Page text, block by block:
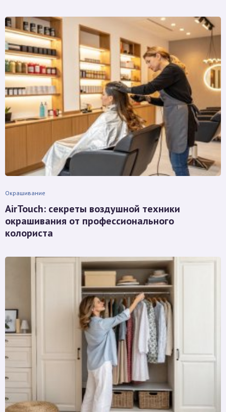
Окрашивание
AirTouch: секреты воздушной техники
окрашивания от профессионального
колориста